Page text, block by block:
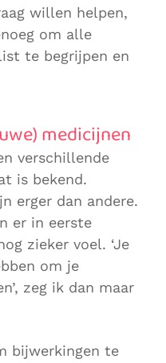
willen helpen,
om alle
te begrijpen en
medicijnen
verschillende
is bekend.
erger dan andere.
er in eerste
zieker voel. ‘Je
om je
zeg ik dan maar
bijwerkingen te